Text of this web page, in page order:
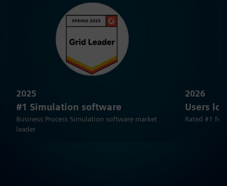
2025
#1 Simulation software
Business Process Simulation software market
leader
2026
Users
Rated #1 for